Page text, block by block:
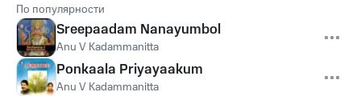
По популярности
Sreepaadam Nanayumbol
Anu V Kadammanitta
Ponkaala Priyayaakum
Anu V Kadammanitta